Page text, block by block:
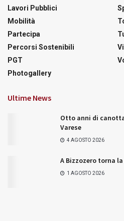
Lavori Pubblici
Mobilità
Partecipa
Percorsi Sostenibili
PGT
Photogallery
Ultime News
Otto anni di
Varese
4 AGOSTO 2026
A Bizzozero torna
1 AGOSTO 2026